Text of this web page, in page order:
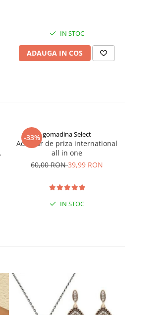
IN STOC
ADAUGA IN COS
-33% gomadina Select
Adaptor de priza international
all in one
60,00 RON39,99 RON
IN STOC